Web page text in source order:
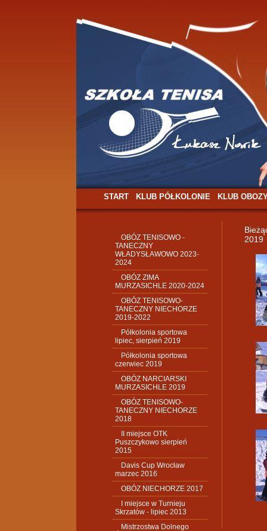
START KLUB PÓŁKOLONIE KLUB
OBÓZ TENISOWO -
TANECZNY
WŁADYSŁAWOWO 2023-
2024
OBÓZ ZIMA
MURZASICHLE 2020-2024
OBÓZ TENISOWO-
TANECZNY NIECHORZE
2019-2022
Półkolonia sportowa
lipiec, sierpień 2019
Półkolonia sportowa
czerwiec 2019
OBÓZ NARCIARSKI
MURZASICHLE 2019
OBÓZ TENISOWO-
TANECZNY NIECHORZE
2018
II miejsce OTK
Puszczykowo sierpień
2015
Davis Cup Wrocław
marzec 2016
OBÓZ NIECHORZE 2017
I miejsce w Turnieju
Skrzatów - lipiec 2013
Mistrzostwa Dolnego
2019